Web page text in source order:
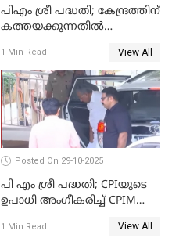
പിഎം ശ്രീ പദ്ധതി; കേന്ദ്രത്തിന്
കത്തയക്കുന്നതില്‍
വി.ശിവന്‍കുട്ടി WATCH VIDEO
1 Min Read View All
Posted On 29-10-2025
പി എം ശ്രീ പദ്ധതി; CPIയുടെ
ഉപാധി അംഗീകരിച്ച് CPIM
1 Min Read View All